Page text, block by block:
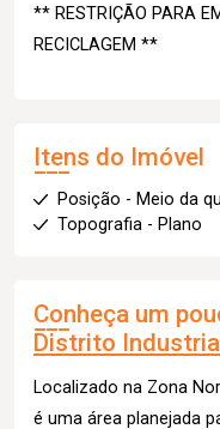
** RESTRIÇÃO PARA
RECICLAGEM **
Itens do Imóvel
Posição - Meio da
Topografia - Plano
Conheça um
Distrito
Localizado na Zona
é uma área planejada